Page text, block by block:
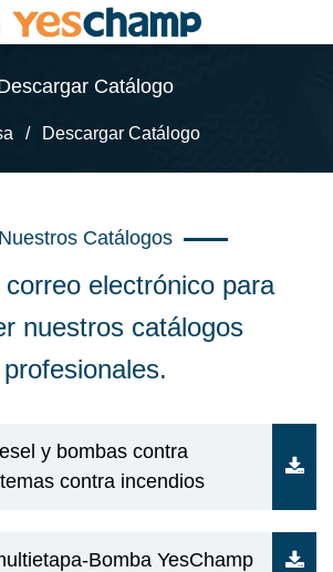
Catálogo
/ Descargar Catálogo
Nuestros Catálogos
electrónico para
nuestros catálogos
profesionales.
y bombas contra
contra incendios
Bomba YesChamp